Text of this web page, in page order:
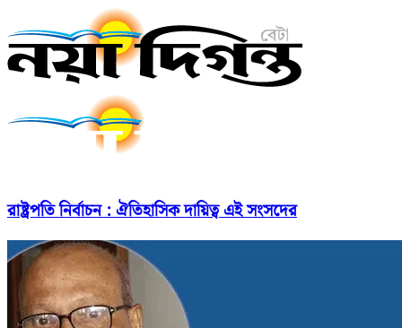
রাষ্ট্রপতি নির্বাচন : ঐতিহাসিক দায়িত্ব এই সংসদের